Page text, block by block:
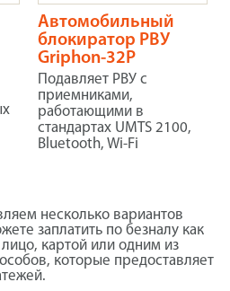
Автомобильный
блокиратор РВУ
Griphon-32P
Подавляет РВУ с
приемниками,
работающими в
стандартах UMTS 2100,
Bluetooth, Wi-Fi
несколько вариантов
заплатить по безналу как
картой или одним из
которые предоставляет